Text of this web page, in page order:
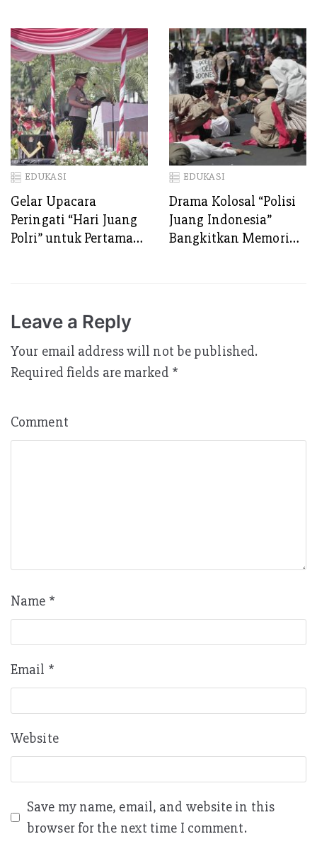
EDUKASI
Gelar Upacara
Peringati “Hari Juang
Polri” untuk Pertama
EDUKASI
Drama Kolosal “Polisi
Juang Indonesia”
Bangkitkan Memori
Leave a Reply
Your email address will not be published.
Required fields are marked *
Comment
Name *
Email *
Website
Save my name, email, and website in this
browser for the next time I comment.